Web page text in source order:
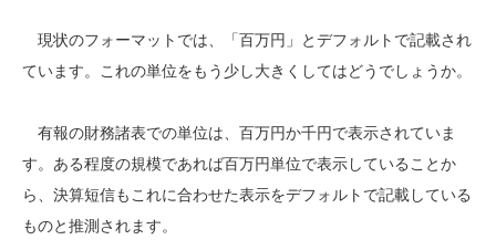
現状のフォーマットでは、「百万円」とデフォルトで記載され
ています。これの単位をもう少し大きくしてはどうでしょうか。
有報の財務諸表での単位は、百万円か千円で表示されていま
す。ある程度の規模であれば百万円単位で表示していることか
ら、決算短信もこれに合わせた表示をデフォルトで記載している
ものと推測されます。